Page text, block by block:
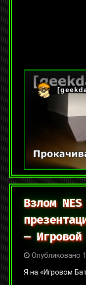
На YouTube:
Категории:
nes mini
Оставить
Взлом
— Игровой
Опубликовано
Я на «Игровом